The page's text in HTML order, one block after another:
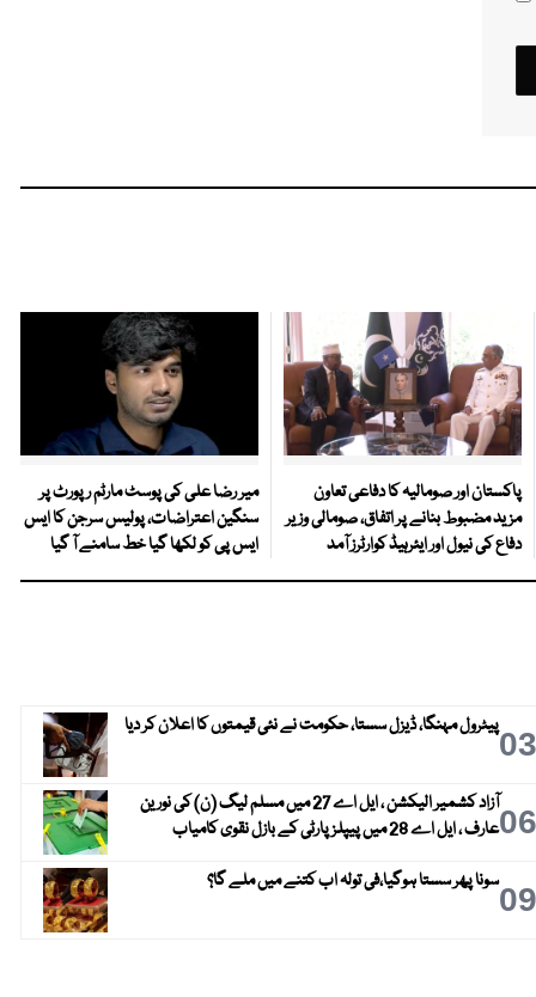
پاکستان اور صومالیہ کا دفاعی تعاون
مزید مضبوط بنانے پر اتفاق، صومالی وزیر
دفاع کی نیول اور ایئرہیڈ کوارٹرز آمد
میر رضا علی کی پوسٹ مارٹم رپورٹ پر
سنگین اعتراضات، پولیس سرجن کا ایس
ایس پی کو لکھا گیا خط سامنے آ گیا
03پیٹرول مہنگا، ڈیزل سستا، حکومت نے نئی قیمتوں کا اعلان کر دیا
06
آزاد کشمیر الیکشن ، ایل اے 27 میں مسلم لیگ (ن) کی نورین
عارف ، ایل اے 28 میں پیپلز پارٹی کے بازل نقوی کامیاب
09سونا پھر سستا ہوگیا،فی تولہ اب کتنے میں ملے گا؟